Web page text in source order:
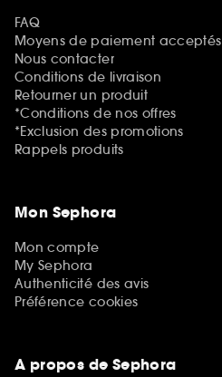
FAQ
Moyens de paiement acceptés
Nous contacter
Conditions de livraison
Retourner un produit
*Conditions de nos offres
*Exclusion des promotions
Rappels produits
Mon Sephora
Mon compte
My Sephora
Authenticité des avis
Préférence cookies
A propos de Sephora